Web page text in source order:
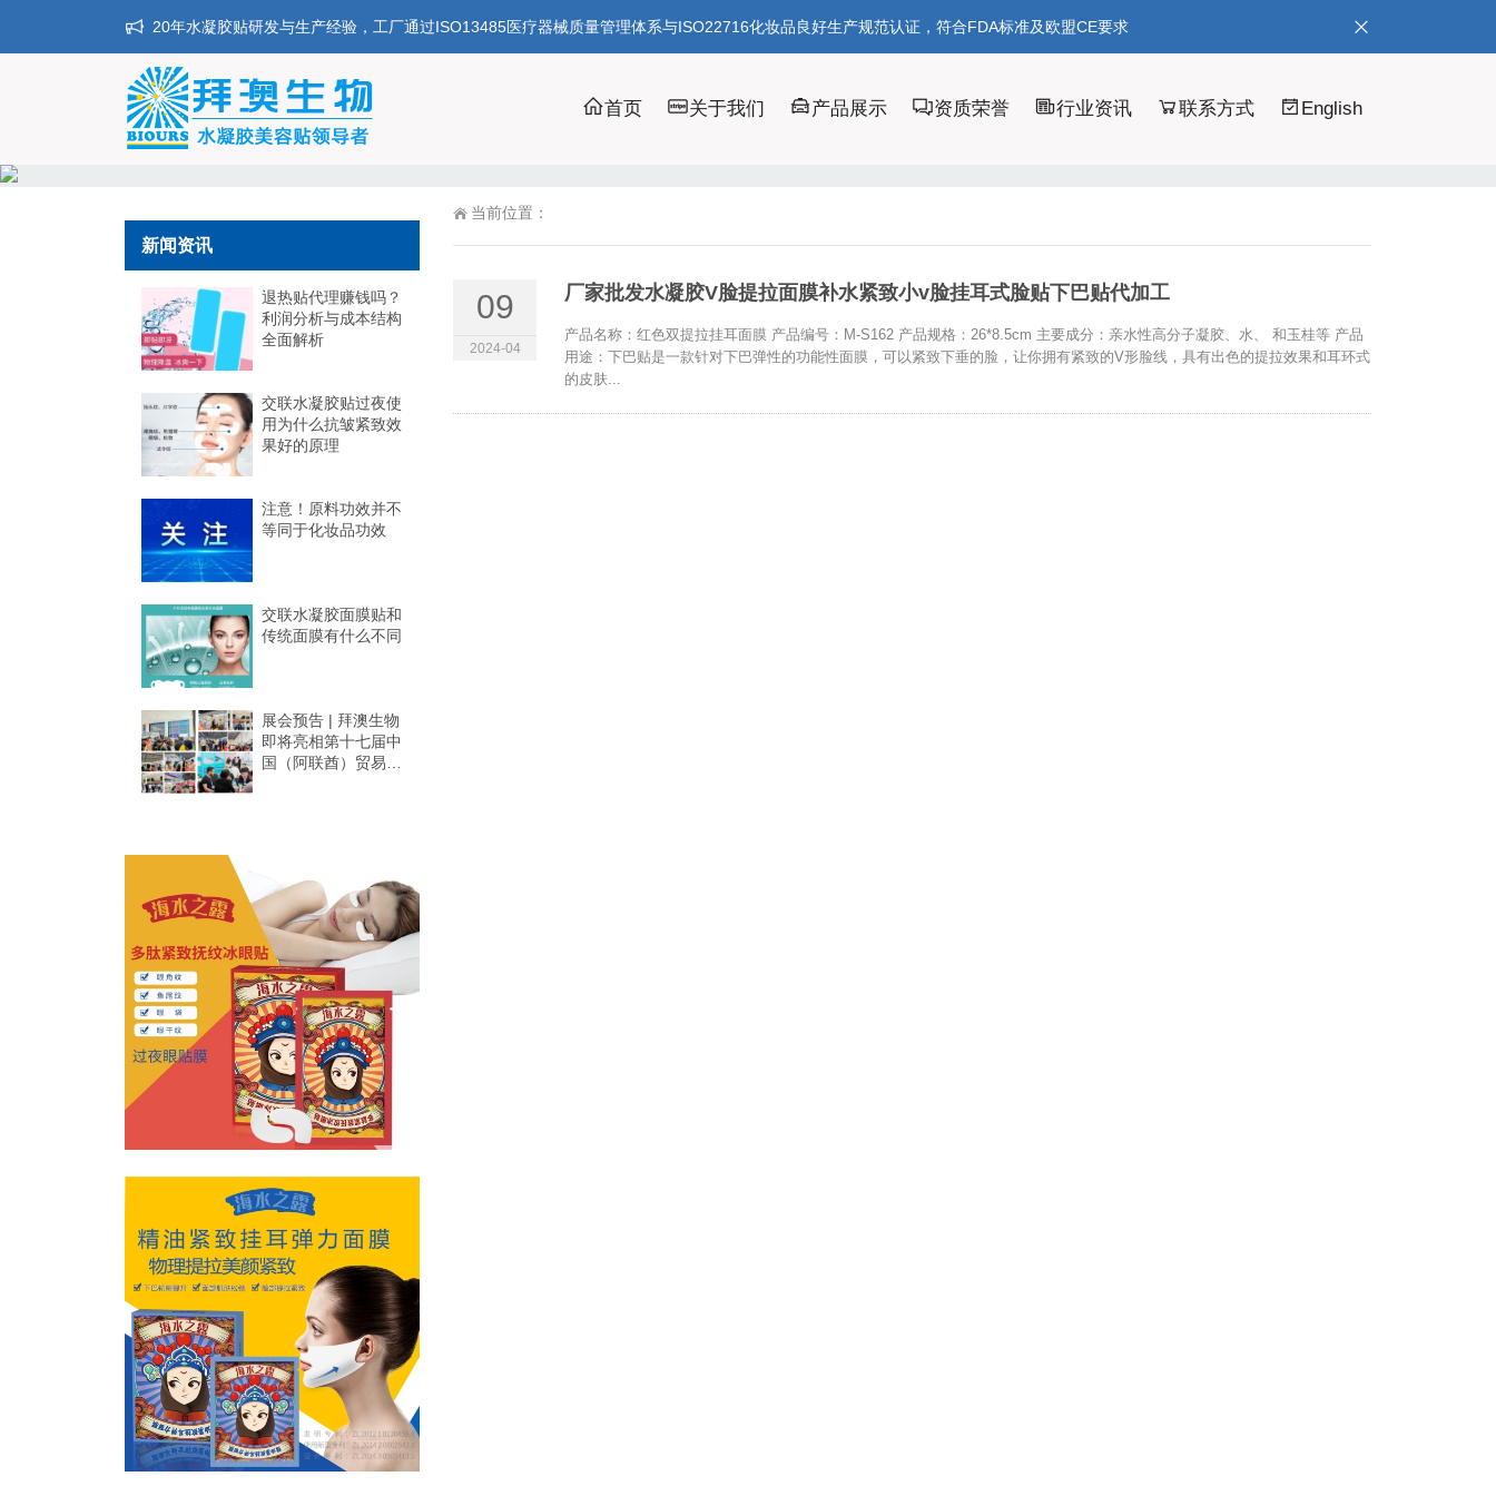
20年水凝胶贴研发与生产经验，工厂通过ISO13485医疗器械质量管理体系与ISO22716化妆品良好生产规范认证，符合FDA标准及欧盟CE要求
首页 关于我们 产品展示 资质荣誉 行业资讯 联系方式 English
当前位置：
09
2024-04
厂家批发水凝胶V脸提拉面膜补水紧致小v脸挂耳式脸贴下巴贴代加工
产品名称：红色双提拉挂耳面膜 产品编号：M-S162 产品规格：26*8.5cm 主要成分：亲水性高分子凝胶、水、 和玉桂等 产品
用途：下巴贴是一款针对下巴弹性的功能性面膜，可以紧致下垂的脸，让你拥有紧致的V形脸线，具有出色的提拉效果和耳环式
的皮肤...
新闻资讯
退热贴代理赚钱吗？
利润分析与成本结构
全面解析
交联水凝胶贴过夜使
用为什么抗皱紧致效
果好的原理
注意！原料功效并不
等同于化妆品功效
交联水凝胶面膜贴和
传统面膜有什么不同
展会预告 | 拜澳生物
即将亮相第十七届中
国（阿联酋）贸易博